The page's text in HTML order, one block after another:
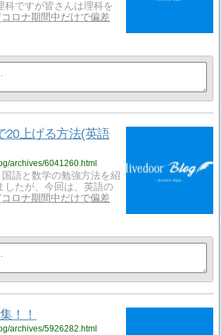
科ですが皆さんは理科を
コロナ期間中だけで偏差
20上げる方法(英語
archives/6041260.html
語と数学の勉強方法を紹
したが、今回は、英語の
コロナ期間中だけで偏差
！！
archives/5926282.html